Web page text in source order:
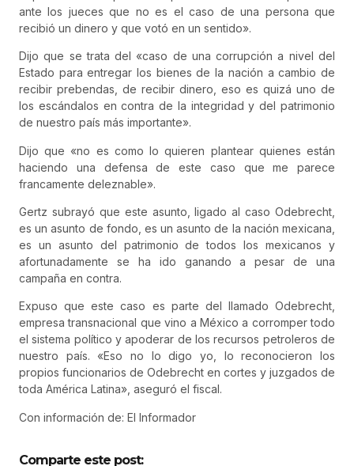
ante los jueces que no es el caso de una persona que
recibió un dinero y que votó en un sentido».
Dijo que se trata del «caso de una corrupción a nivel del
Estado para entregar los bienes de la nación a cambio de
recibir prebendas, de recibir dinero, eso es quizá uno de
los escándalos en contra de la integridad y del patrimonio
de nuestro país más importante».
Dijo que «no es como lo quieren plantear quienes están
haciendo una defensa de este caso que me parece
francamente deleznable».
Gertz subrayó que este asunto, ligado al caso Odebrecht,
es un asunto de fondo, es un asunto de la nación mexicana,
es un asunto del patrimonio de todos los mexicanos y
afortunadamente se ha ido ganando a pesar de una
campaña en contra.
Expuso que este caso es parte del llamado Odebrecht,
empresa transnacional que vino a México a corromper todo
el sistema político y apoderar de los recursos petroleros de
nuestro país. «Eso no lo digo yo, lo reconocieron los
propios funcionarios de Odebrecht en cortes y juzgados de
toda América Latina», aseguró el fiscal.
Con información de: El Informador
Comparte este post: